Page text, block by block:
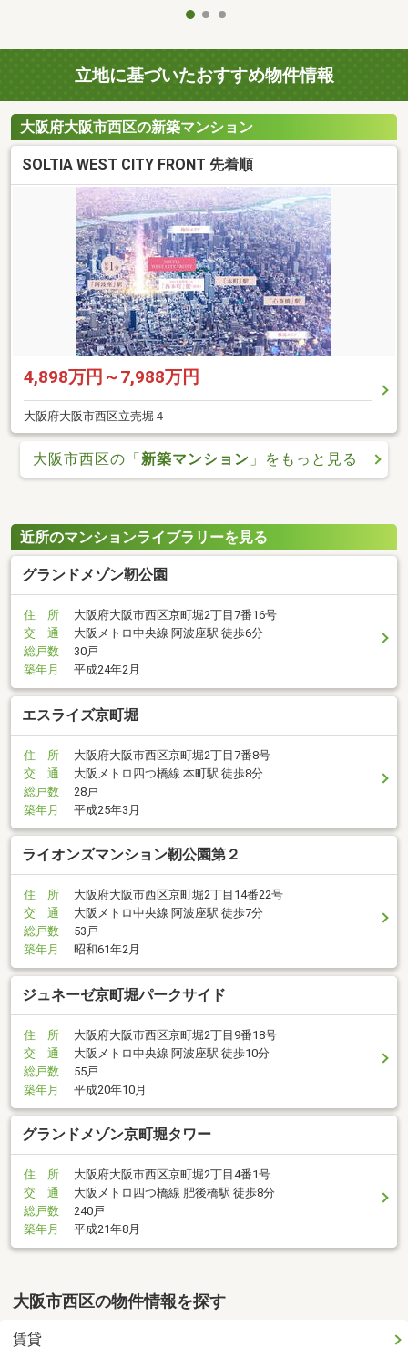
立地に基づいたおすすめ物件情報
大阪府大阪市西区の新築マンション
SOLTIA WEST CITY FRONT 先着順
4,898万円～7,988万円
大阪府大阪市西区立売堀４
大阪市西区の「新築マンション 」をもっと見る
近所のマンションライブラリーを見る
グランドメゾン靭公園
住 所
大阪府大阪市西区京町堀2丁目7番16号
交 通
大阪メトロ中央線 阿波座駅 徒歩6分
総戸数
30戸
築年月
平成24年2月
エスライズ京町堀
住 所
大阪府大阪市西区京町堀2丁目7番8号
交 通
大阪メトロ四つ橋線 本町駅 徒歩8分
総戸数
28戸
築年月
平成25年3月
ライオンズマンション靭公園第２
住 所
大阪府大阪市西区京町堀2丁目14番22号
交 通
大阪メトロ中央線 阿波座駅 徒歩7分
総戸数
53戸
築年月
昭和61年2月
ジュネーゼ京町堀パークサイド
住 所
大阪府大阪市西区京町堀2丁目9番18号
交 通
大阪メトロ中央線 阿波座駅 徒歩10分
総戸数
55戸
築年月
平成20年10月
グランドメゾン京町堀タワー
住 所
大阪府大阪市西区京町堀2丁目4番1号
交 通
大阪メトロ四つ橋線 肥後橋駅 徒歩8分
総戸数
240戸
築年月
平成21年8月
大阪市西区の物件情報を探す
賃貸